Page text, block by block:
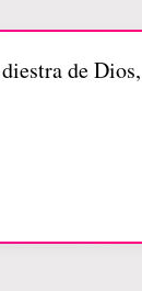
de Dios,